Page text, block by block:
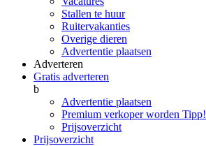
Stallen te huur
Ruitervakanties
Overige dieren
Advertentie plaatsen
Adverteren
Gratis adverteren
b
Advertentie plaatsen
Premium verkoper worden Tipp!
Prijsoverzicht
Prijsoverzicht